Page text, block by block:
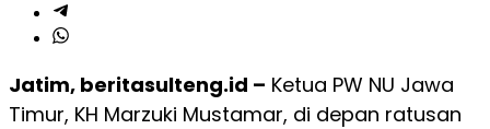
Jatim, beritasulteng.id – Ketua PW NU Jawa
Timur, KH Marzuki Mustamar, di depan ratusan